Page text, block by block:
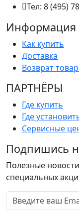
Тел: 8 (495)
Информация
Как купить
Доставка
Возврат
ПАРТНËРЫ
Где купить
Где
Сервисные
Подпишись
Полезные
специальных